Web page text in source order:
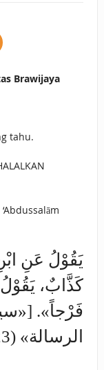
Brawijaya
tahu.
كَذَّابٌ، يَقُوْلُ
فَرْجاً».
الرسالة» (23/ 49)]